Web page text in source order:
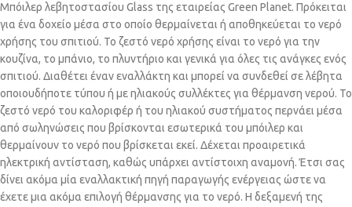
Μπόιλερ λεβητοστασίου Glass της εταιρείας Green Planet. Πρόκειται
για ένα δοχείο μέσα στο οποίο θερμαίνεται ή αποθηκεύεται το νερό
χρήσης του σπιτιού. Το ζεστό νερό χρήσης είναι το νερό για την
κουζίνα, το μπάνιο, το πλυντήριο και γενικά για όλες τις ανάγκες ενός
σπιτιού. Διαθέτει έναν εναλλάκτη και μπορεί να συνδεθεί σε λέβητα
οποιουδήποτε τύπου ή με ηλιακούς συλλέκτες για θέρμανση νερού. Το
ζεστό νερό του καλοριφέρ ή του ηλιακού συστήματος περνάει μέσα
από σωληνώσεις που βρίσκονται εσωτερικά του μπόιλερ και
θερμαίνουν το νερό που βρίσκεται εκεί. Δέχεται προαιρετικά
ηλεκτρική αντίσταση, καθώς υπάρχει αντίστοιχη αναμονή. Έτσι σας
δίνει ακόμα μία εναλλακτική πηγή παραγωγής ενέργειας ώστε να
έχετε μια ακόμα επιλογή θέρμανσης για το νερό. Η δεξαμενή της